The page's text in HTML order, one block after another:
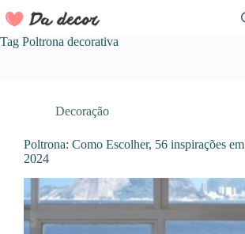
para
o
conteúdo
Tag Poltrona decorativa
Decoração
Poltrona: Como Escolher, 56 inspirações em
2024